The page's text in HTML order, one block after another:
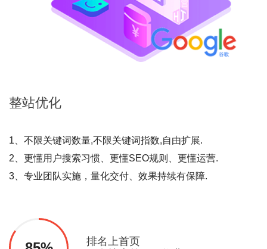
整站优化
1、不限关键词数量,不限关键词指数,自由扩展.
2、更懂用户搜索习惯、更懂SEO规则、更懂运营.
3、专业团队实施，量化交付、效果持续有保障.
排名上首页